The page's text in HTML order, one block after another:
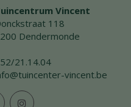
Vincent
118
Dendermonde
21.14.04
vincent.be